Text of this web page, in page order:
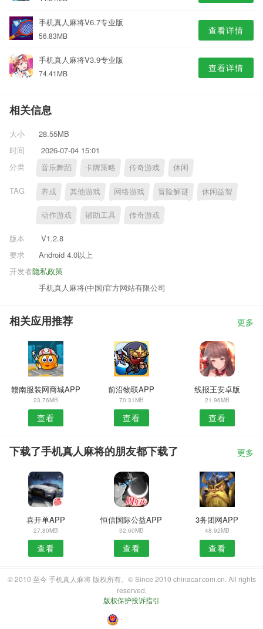
手机真人麻将V6.7专业版
56.83MB 查看详情
手机真人麻将V3.9专业版
74.41MB 查看详情
相关信息
大小
28.55MB
时间
2026-07-04 15:01
分类
音乐舞蹈 卡牌策略 传奇游戏 休闲
TAG 养成 其他游戏 网络游戏 冒险解谜 休闲益智
动作游戏 辅助工具 传奇游戏
版本
V1.2.8
要求
Android 4.0以上
隐私政策
开发者
手机真人麻将(中国)官方网站有限公司
相关应用推荐 更多
赣南服装网商城APP
23.76MB
查看
前沿物联APP
70.31MB
查看
线报王安卓版
21.96MB
查看
下载了手机真人麻将的朋友都下载了 更多
喜开单APP
27.80MB
查看
恒信国际公益APP
32.60MB
查看
3务团网APP
48.92MB
查看
© 2010 至今 手机真人麻将 版权所有。© Since 2010 chinacar.com.cn. All rights
reserved.
版权保护投诉指引
・